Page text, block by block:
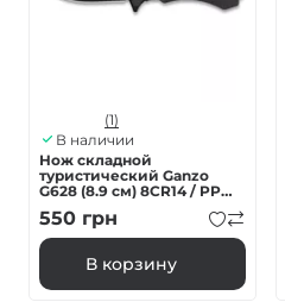
(1)
В наличии
Нож складной
туристический Ganzo
G628 (8.9 см) 8CR14 / PP
алюминий зеленый
550 грн
В корзину